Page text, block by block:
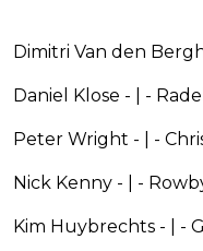
Dimitri Van den
Daniel Klose - | -
Peter Wright - | -
Nick Kenny - | -
Kim Huybrechts - | -